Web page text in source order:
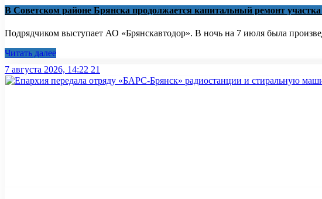
В Советском районе Брянска продолжается капитальный ремонт
Подрядчиком выступает АО «Брянскавтодор». В ночь на 7 июля была
Читать далее
7 августа 2026, 14:22 21